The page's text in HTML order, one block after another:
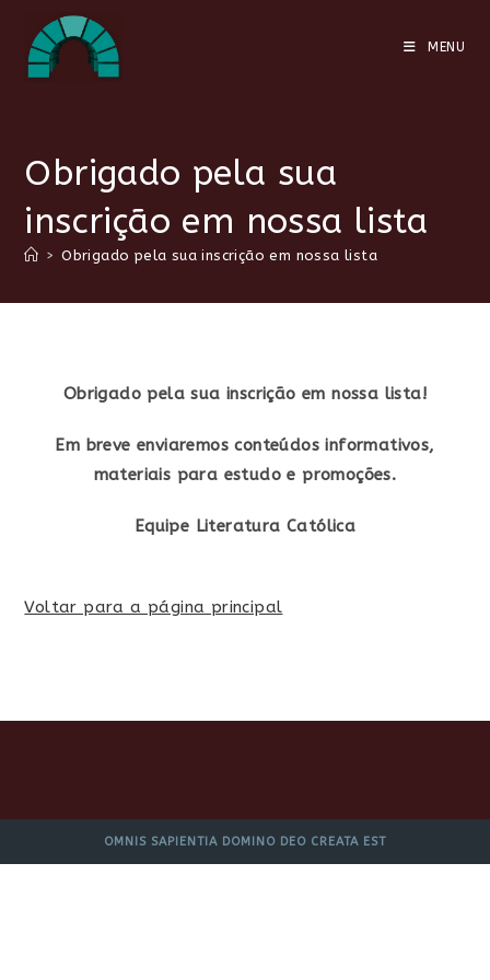
para
MENU
Obrigado pela sua
inscrição em nossa lista
> Obrigado pela sua inscrição em nossa lista
Obrigado pela sua inscrição em nossa lista!
Em breve enviaremos conteúdos informativos,
materiais para estudo e promoções.
Equipe Literatura Católica
Voltar para a página principal
OMNIS SAPIENTIA DOMINO DEO CREATA EST